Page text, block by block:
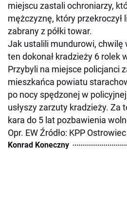
miejscu zastali ochroniarzy,
mężczyznę, który przekroczył
zabrany z półki towar.
Jak ustalili mundurowi, chwilę
ten dokonał kradzieży 6 rolek
Przybyli na miejsce policjanci
mieszkańca powiatu
po nocy spędzonej w
usłyszy zarzuty kradzieży. Za
kara do 5 lat pozbawienia
Opr. EW Źródło: KPP
Konrad Koneczny